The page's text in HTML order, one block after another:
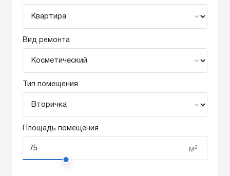
Вид ремонта
Тип помещения
Площадь помещения
м²